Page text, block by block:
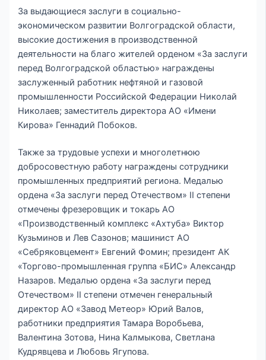
За выдающиеся заслуги в социально-
экономическом развитии Волгоградской области,
высокие достижения в производственной
деятельности на благо жителей орденом «За заслуги
перед Волгоградской областью» награждены
заслуженный работник нефтяной и газовой
промышленности Российской Федерации Николай
Николаев; заместитель директора АО «Имени
Кирова» Геннадий Побоков.
Также за трудовые успехи и многолетнюю
добросовестную работу награждены сотрудники
промышленных предприятий региона. Медалью
ордена «За заслуги перед Отечеством» II степени
отмечены фрезеровщик и токарь АО
«Производственный комплекс «Ахтуба» Виктор
Кузьминов и Лев Сазонов; машинист АО
«Себряковцемент» Евгений Фомин; президент АК
«Торгово-промышленная группа «БИС» Александр
Назаров. Медалью ордена «За заслуги перед
Отечеством» II степени отмечен генеральный
директор АО «Завод Метеор» Юрий Валов,
работники предприятия Тамара Воробьева,
Валентина Зотова, Нина Калмыкова, Светлана
Кудрявцева и Любовь Ягупова.